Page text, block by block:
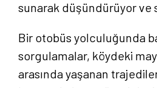
sunarak düşündürüyor ve
Bir otobüs yolculuğunda
sorgulamalar, köydeki
arasında yaşanan